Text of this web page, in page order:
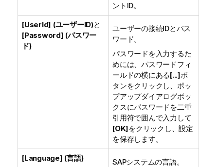
ントID。
[UserId] (ユーザーID)と
[Password] (パスワー
ド)
ユーザーの接続IDとパス
ワード。
パスワードを入力するた
めには、パスワードフィ
ールドの横にある[...]ボ
タンをクリックし、ポッ
プアップダイアログボッ
クスにパスワードを二重
引用符で囲んで入力して
[OK]をクリックし、設定
を保存します。
[Language] (言語) SAPシステムの言語。